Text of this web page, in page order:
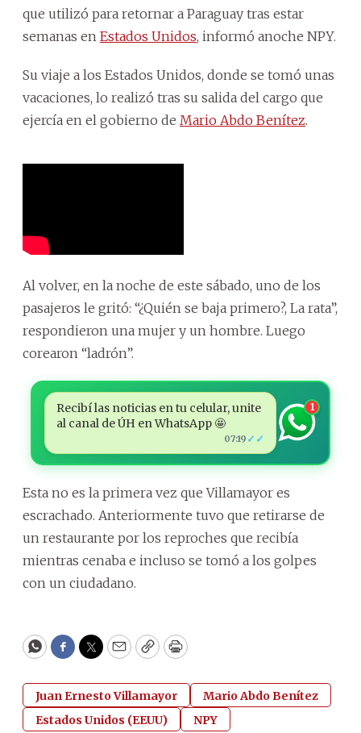
que utilizó para retornar a Paraguay tras estar
semanas en Estados Unidos, informó anoche NPY.
Su viaje a los Estados Unidos, donde se tomó unas
vacaciones, lo realizó tras su salida del cargo que
ejercía en el gobierno de Mario Abdo Benítez.
Al volver, en la noche de este sábado, uno de los
pasajeros le gritó: “¿Quién se baja primero?, La rata”,
respondieron una mujer y un hombre. Luego
corearon “ladrón”.
Recibí las noticias en tu celular, unite
al canal de ÚH en WhatsApp 🤩
07:19 ✓✓
1
Esta no es la primera vez que Villamayor es
escrachado. Anteriormente tuvo que retirarse de
un restaurante por los reproches que recibía
mientras cenaba e incluso se tomó a los golpes
con un ciudadano.
WhatsApp
Facebook
Twitter
EmailCopyPrint
Juan Ernesto Villamayor
Mario Abdo Benítez
Estados Unidos (EEUU)
NPY